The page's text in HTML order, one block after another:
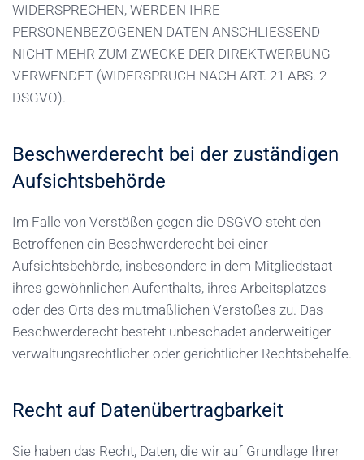
WIDERSPRECHEN, WERDEN IHRE
PERSONENBEZOGENEN DATEN ANSCHLIESSEND
NICHT MEHR ZUM ZWECKE DER DIREKTWERBUNG
VERWENDET (WIDERSPRUCH NACH ART. 21 ABS. 2
DSGVO).
Beschwerde­recht bei der zuständigen
Aufsichts­behörde
Im Falle von Verstößen gegen die DSGVO steht den
Betroffenen ein Beschwerderecht bei einer
Aufsichtsbehörde, insbesondere in dem Mitgliedstaat
ihres gewöhnlichen Aufenthalts, ihres Arbeitsplatzes
oder des Orts des mutmaßlichen Verstoßes zu. Das
Beschwerderecht besteht unbeschadet anderweitiger
verwaltungsrechtlicher oder gerichtlicher Rechtsbehelfe.
Recht auf Daten­übertrag­barkeit
Sie haben das Recht, Daten, die wir auf Grundlage Ihrer